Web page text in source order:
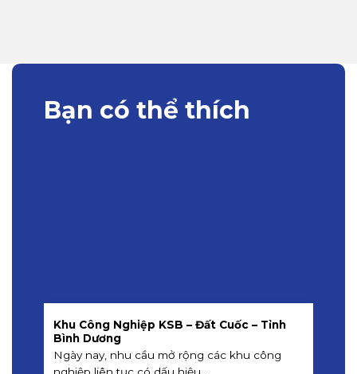
Bạn có thể thích
Khu Công Nghiệp KSB – Đất Cuốc – Tỉnh
Bình Dương
Ngày nay, nhu cầu mở rộng các khu công